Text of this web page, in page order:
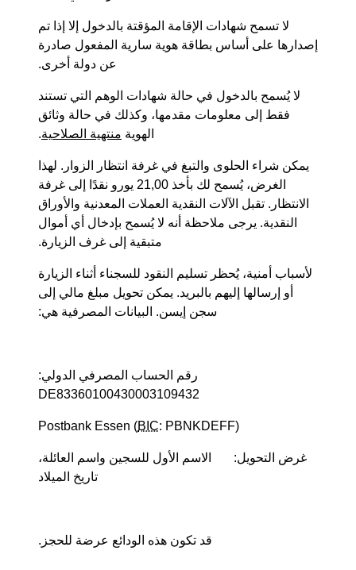
لا تسمح شهادات الإقامة المؤقتة بالدخول إلا إذا تم
إصدارها على أساس بطاقة هوية سارية المفعول صادرة
عن دولة أخرى.
لا يُسمح بالدخول في حالة شهادات الوهم التي تستند
فقط إلى معلومات مقدمها، وكذلك في حالة وثائق
الهوية منتهية الصلاحية.
يمكن شراء الحلوى والتبغ في غرفة انتظار الزوار. لهذا
الغرض، يُسمح لك بأخذ 21,00 يورو نقدًا إلى غرفة
الانتظار. تقبل الآلات النقدية العملات المعدنية والأوراق
النقدية. يرجى ملاحظة أنه لا يُسمح بإدخال أي أموال
متبقية إلى غرف الزيارة.
لأسباب أمنية، يُحظر تسليم النقود للسجناء أثناء الزيارة
أو إرسالها إليهم بالبريد. يمكن تحويل مبلغ مالي إلى
سجن إيسن. البيانات المصرفية هي:
رقم الحساب المصرفي الدولي:
DE83360100430003109432
Postbank Essen (BIC: PBNKDEFF)
غرض التحويل: الاسم الأول للسجين واسم العائلة،
تاريخ الميلاد
قد تكون هذه الودائع عرضة للحجز.